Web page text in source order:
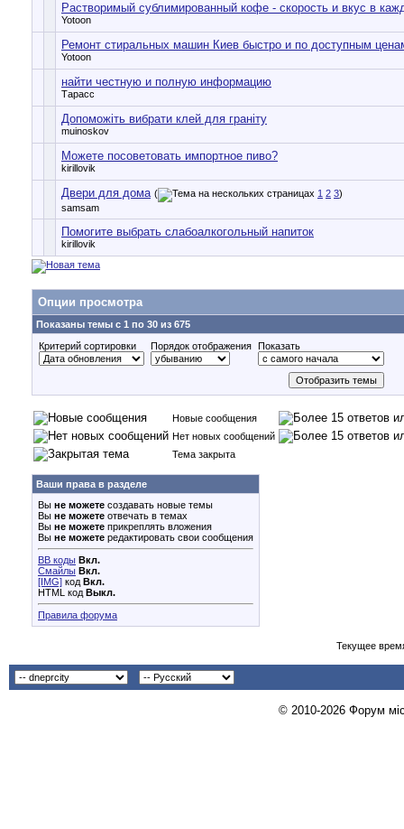
Растворимый сублимированный кофе - скорость и вкус в
Yotoon
Ремонт стиральных машин Киев быстро и по доступным
Yotoon
найти честную и полную информацию
Тарасс
Допоможіть вибрати клей для граніту
muinoskov
Можете посоветовать импортное пиво?
kirillovik
Двери для дома ( 1 2 3)
samsam
Помогите выбрать слабоалкогольный напиток
kirillovik
Опции просмотра
Показаны темы с 1 по 30 из 675
Критерий сортировки
Порядок отображения Показать
Новые сообщения
Нет новых сообщений
Тема закрыта
Ваши права в разделе
Вы не можете создавать новые темы
Вы не можете отвечать в темах
Вы не можете прикреплять вложения
Вы не можете редактировать свои сообщения
BB коды Вкл.
Смайлы Вкл.
[IMG] код Вкл.
HTML код Выкл.
Правила форума
Текущее
© 2010-2026 Форум